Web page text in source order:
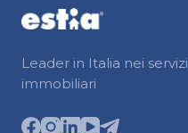
Leader in Italia nei servizi
immobiliari